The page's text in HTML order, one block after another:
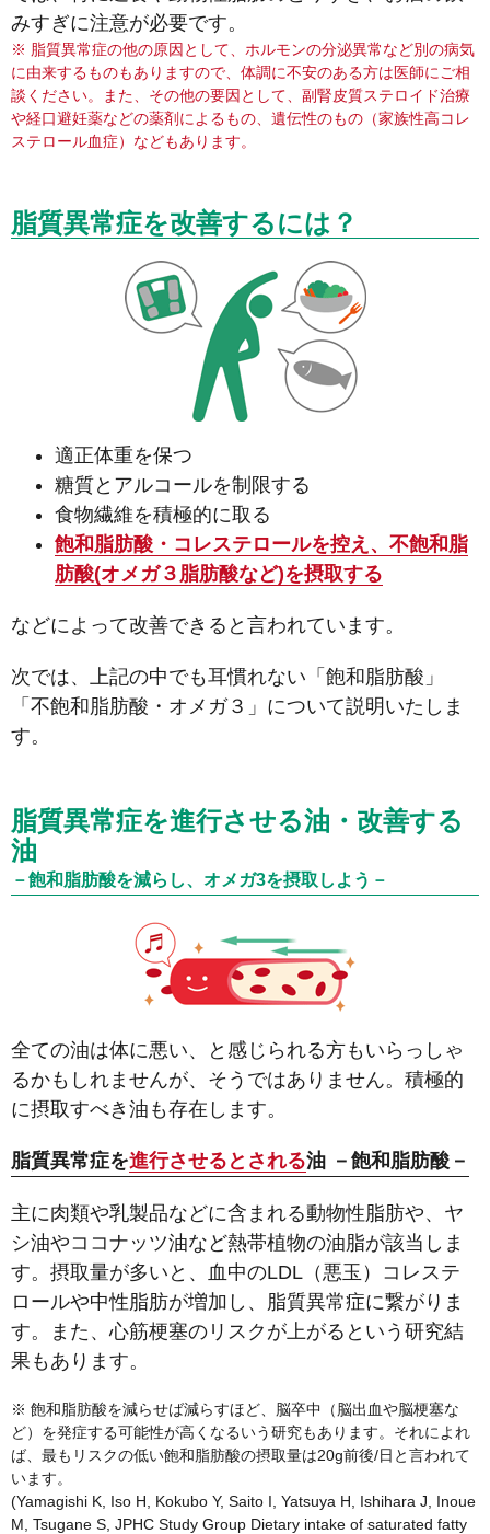
みすぎに注意が必要です。
※ 脂質異常症の他の原因として、ホルモンの分泌異常など別の病気
に由来するものもありますので、体調に不安のある方は医師にご相
談ください。また、その他の要因として、副腎皮質ステロイド治療
や経口避妊薬などの薬剤によるもの、遺伝性のもの（家族性高コレ
ステロール血症）などもあります。
脂質異常症を改善するには？
適正体重を保つ
糖質とアルコールを制限する
食物繊維を積極的に取る
飽和脂肪酸・コレステロールを控え、不飽和脂
肪酸(オメガ３脂肪酸など)を摂取する
などによって改善できると言われています。
次では、上記の中でも耳慣れない「飽和脂肪酸」
「不飽和脂肪酸・オメガ３」について説明いたしま
す。
脂質異常症を進行させる油・改善する
油
－飽和脂肪酸を減らし、オメガ3を摂取しよう－
全ての油は体に悪い、と感じられる方もいらっしゃ
るかもしれませんが、そうではありません。積極的
に摂取すべき油も存在します。
脂質異常症を進行させるとされる油 －飽和脂肪酸－
主に肉類や乳製品などに含まれる動物性脂肪や、ヤ
シ油やココナッツ油など熱帯植物の油脂が該当しま
す。摂取量が多いと、血中のLDL（悪玉）コレステ
ロールや中性脂肪が増加し、脂質異常症に繋がりま
す。また、心筋梗塞のリスクが上がるという研究結
果もあります。
※ 飽和脂肪酸を減らせば減らすほど、脳卒中（脳出血や脳梗塞な
ど）を発症する可能性が高くなるいう研究もあります。それによれ
ば、最もリスクの低い飽和脂肪酸の摂取量は20g前後/日と言われて
います。
(Yamagishi K, Iso H, Kokubo Y, Saito I, Yatsuya H, Ishihara J, Inoue
M, Tsugane S, JPHC Study Group Dietary intake of saturated fatty